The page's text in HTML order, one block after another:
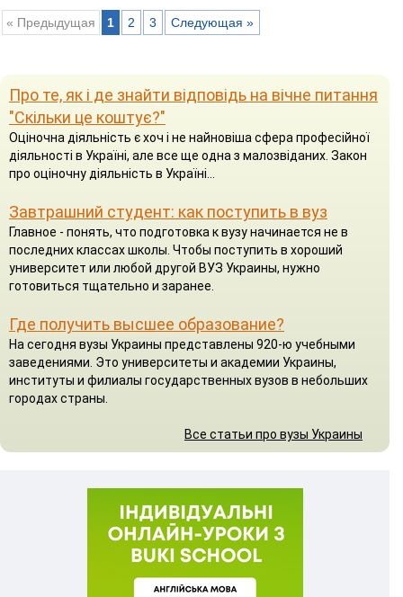
« Предыдущая 1 2 3 Следующая »
Про те, як і де знайти відповідь на вічне питання
"Скільки це коштує?"
Оціночна діяльність є хоч і не найновіша сфера професійної
діяльності в Україні, але все ще одна з малозвіданих. Закон
про оціночну діяльність в Україні...
Завтрашний студент: как поступить в вуз
Главное - понять, что подготовка к вузу начинается не в
последних классах школы. Чтобы поступить в хороший
университет или любой другой ВУЗ Украины, нужно
готовиться тщательно и заранее.
Где получить высшее образование?
На сегодня вузы Украины представлены 920-ю учебными
заведениями. Это университеты и академии Украины,
институты и филиалы государственных вузов в небольших
городах страны.
Все статьи про вузы Украины